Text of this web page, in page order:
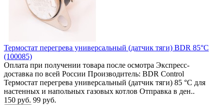
Термостат перегрева универсальный (датчик тяги) BDR 85°C
(100085)
Оплата при получении товара после осмотра Экспресс-
доставка по всей России Производитель: BDR Control
Термостат перегрева универсальный (датчик тяги) 85 °C для
настенных и напольных газовых котлов Отправка в ден..
150 руб. 99 руб.